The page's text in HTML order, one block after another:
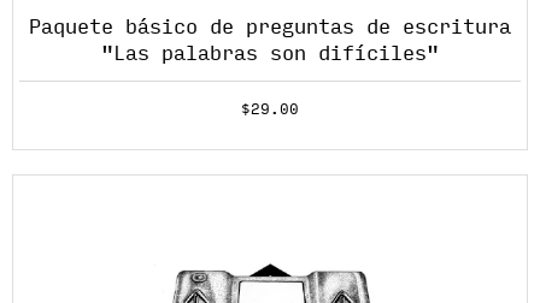
Paquete básico de preguntas de escritura
"Las palabras son difíciles"
$29.00